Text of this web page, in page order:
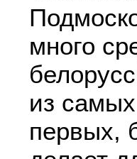
много
из
первых,